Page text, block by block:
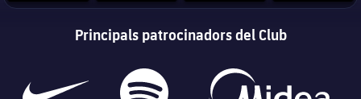
Principals patrocinadors del Club